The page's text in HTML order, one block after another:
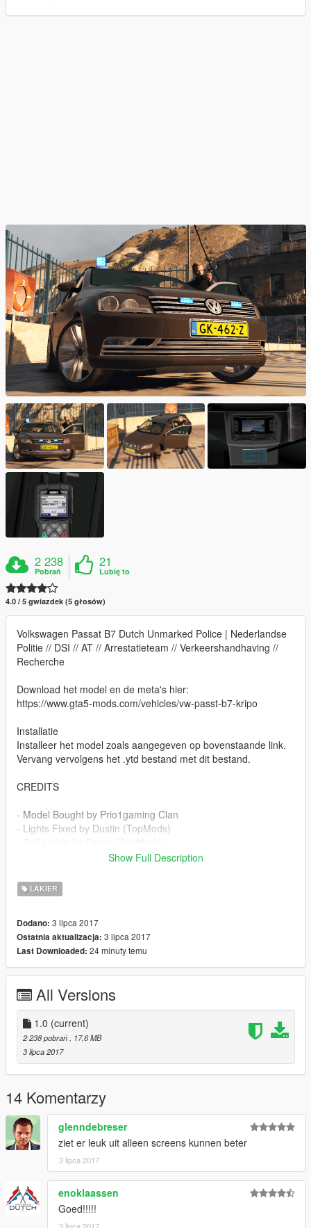
2 238
Pobrań
21
Lubię to
4.0 / 5 gwiazdek (5 głosów)
Volkswagen Passat B7 Dutch Unmarked Police | Nederlandse
Politie // DSI // AT // Arrestatieteam // Verkeershandhaving //
Recherche
Download het model en de meta's hier:
https://www.gta5-mods.com/vehicles/vw-passt-b7-kripo
Installatie
Installeer het model zoals aangegeven op bovenstaande link.
Vervang vervolgens het .ytd bestand met dit bestand.
CREDITS
- Model Bought by Prio1gaming Clan
- Lights Fixed by Dustin (TopMods)
- Mapped by Dustin (TopMods)
- Unmarked Police Version by Kompetenzz (TopMods)
- Numberplates - Milanossi
- Dutch Honac - Milanossi
Iemand suggestie's voor updates of en nieuw project?
Show Full Description
LAKIER
Dodano: 3 lipca 2017
Ostatnia aktualizacja: 3 lipca 2017
Last Downloaded: 24 minuty temu
All Versions
1.0 (current)
2 238 pobrań, 17,6 MB
3 lipca 2017
14 Komentarzy
glenndebreser
ziet er leuk uit alleen screens kunnen beter
3 lipca 2017
enoklaassen
Goed!!!!!